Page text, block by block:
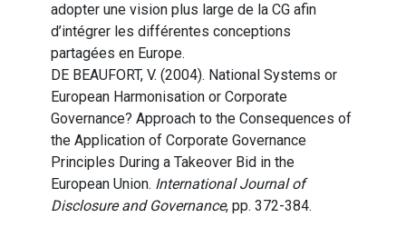
adopter une vision plus large de la CG afin
d’intégrer les différentes conceptions
partagées en Europe.
DE BEAUFORT, V. (2004). National Systems or
European Harmonisation or Corporate
Governance? Approach to the Consequences of
the Application of Corporate Governance
Principles During a Takeover Bid in the
European Union. International Journal of
Disclosure and Governance, pp. 372-384.